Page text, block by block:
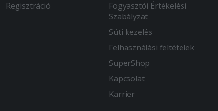
Regisztráció
Fogyasztói Értékelési
Szabályzat
Süti kezelés
Felhasználási feltételek
SuperShop
Kapcsolat
Karrier